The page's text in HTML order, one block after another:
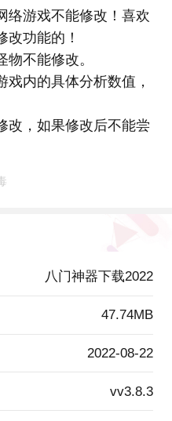
络游戏不能修改！喜欢
改功能的！
不能修改。
内的具体分析数值，
改，如果修改后不能尝
八门神器下载2022
47.74MB
2022-08-22
vv3.8.3